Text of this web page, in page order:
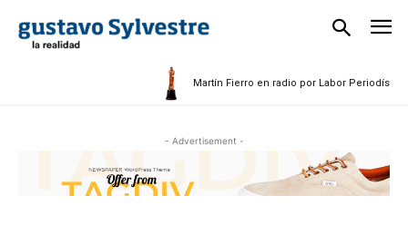
Martín Fierro en radio por Labor Periodística
- Advertisement -